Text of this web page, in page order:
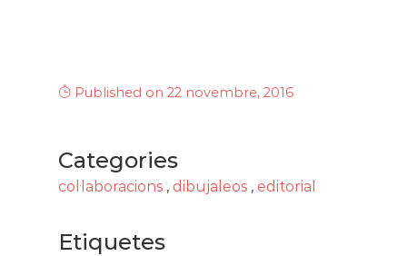
Published on 22 novembre, 2016
Categories
col·laboracions , dibujaleos , editorial
Etiquetes